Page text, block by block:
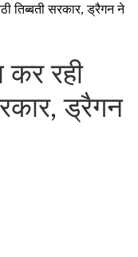
तिब्बती सरकार, ड्रैगन ने
कर रही
ड्रैगन